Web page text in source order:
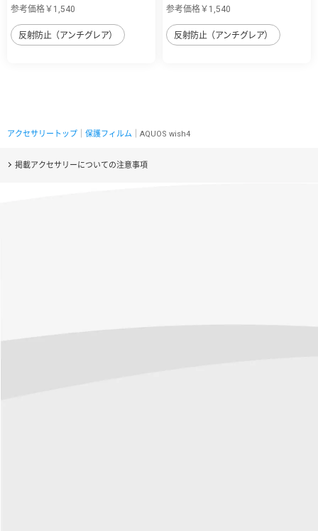
参考価格￥1,540
反射防止（アンチグレア）
参考価格￥1,540
反射防止（アンチグレア）
アクセサリートップ 保護フィルム ｜AQUOS wish4
掲載アクセサリーについての注意事項